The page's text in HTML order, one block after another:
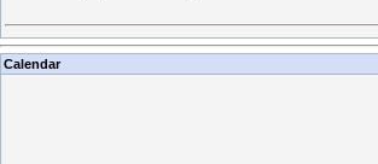
Calendar